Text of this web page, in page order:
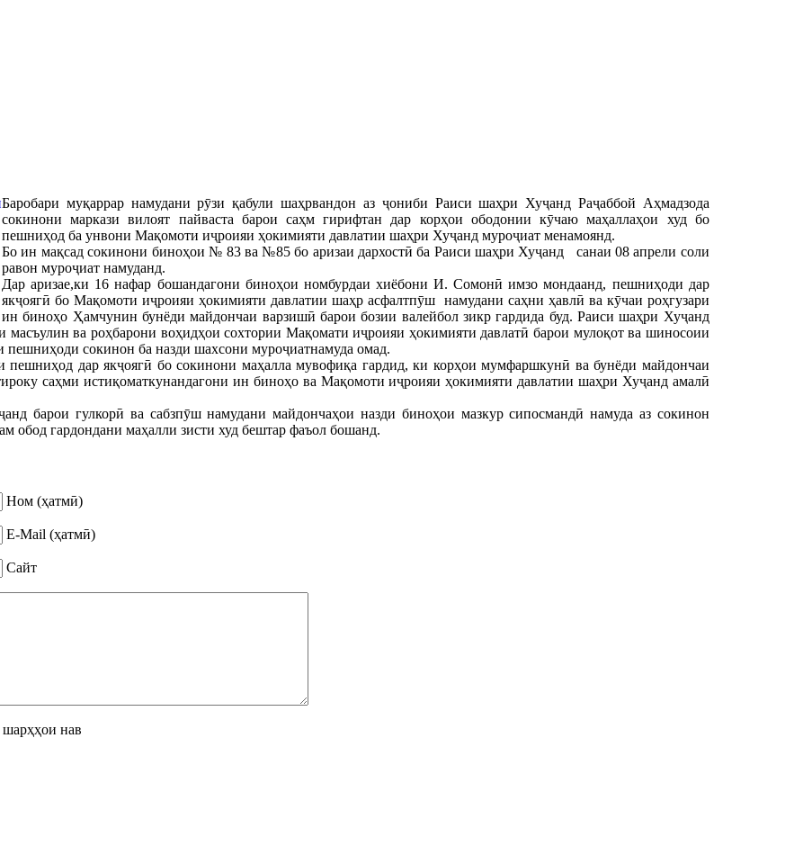
Баробари муқаррар намудани рӯзи қабули шаҳрвандон аз ҷониби Раиси шаҳри Хуҷанд Раҷаббой Аҳмадзода
сокинони маркази вилоят пайваста барои саҳм гирифтан дар корҳои ободонии кӯчаю маҳаллаҳои худ бо
пешниҳод ба унвони Мақомоти иҷроияи ҳокимияти давлатии шаҳри Хуҷанд муроҷиат менамоянд.
Бо ин мақсад сокинони биноҳои № 83 ва №85 бо аризаи дархостӣ ба Раиси шаҳри Хуҷанд санаи 08 апрели соли
равон муроҷиат намуданд.
Дар аризае,ки 16 нафар бошандагони биноҳои номбурдаи хиёбони И. Сомонӣ имзо мондаанд, пешниҳоди дар
якҷоягӣ бо Мақомоти иҷроияи ҳокимияти давлатии шаҳр асфалтпӯш намудани саҳни ҳавлӣ ва кӯчаи роҳгузари
ин биноҳо Ҳамчунин бунёди майдончаи варзишӣ барои бозии валейбол зикр гардида буд. Раиси шаҳри Хуҷанд
масъулин ва роҳбарони воҳидҳои сохтории Мақомати иҷроияи ҳокимияти давлатӣ барои мулоқот ва шиносоии
пешниҳоди сокинон ба назди шахсони муроҷиатнамуда омад.
пешниҳод дар якҷоягӣ бо сокинони маҳалла мувофиқа гардид, ки корҳои мумфаршкунӣ ва бунёди майдончаи
саҳми истиқоматкунандагони ин биноҳо ва Мақомоти иҷроияи ҳокимияти давлатии шаҳри Хуҷанд амалӣ
барои гулкорӣ ва сабзпӯш намудани майдончаҳои назди биноҳои мазкур сипосмандӣ намуда аз сокинон
обод гардондани маҳалли зисти худ бештар фаъол бошанд.
Ном (ҳатмӣ)
E-Mail (ҳатмӣ)
Сайт
нав